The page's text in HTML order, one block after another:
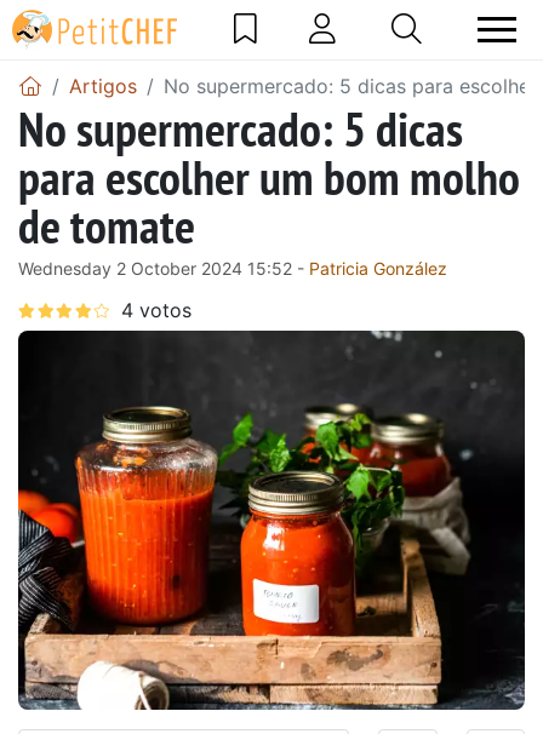
Artigos No supermercado: 5 dicas para
No supermercado: 5 dicas
para escolher um bom molho
de tomate
Wednesday 2 October 2024 15:52 - Patricia González